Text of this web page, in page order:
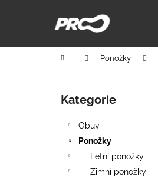
Domů Ponožky
Přeskočit
kategorie
Kategorie
Obuv
Ponožky
Letní ponožky
Zimní ponožky
í
Zpět
do
Zpět
do